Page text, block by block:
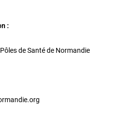
:
de Santé de Normandie